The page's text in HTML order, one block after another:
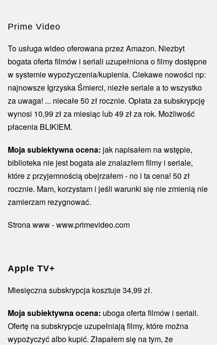
Prime Video
To usługa wideo oferowana przez Amazon. Niezbyt
bogata oferta filmów i seriali uzupełniona o filmy dostępne
w systemie wypożyczenia/kupienia. Ciekawe nowości np:
najnowsze Igrzyska Śmierci, niezłe seriale a to wszystko
za uwaga! ... niecałe 50 zł rocznie. Opłata za subskrypcję
wynosi 10,99 zł za miesiąc lub 49 zł za rok. Możliwość
płacenia BLIKIEM.
Moja subiektywna ocena: jak napisałem na wstępie,
biblioteka nie jest bogata ale znalazłem filmy i seriale,
które z przyjemnością obejrzałem - no i ta cena! 50 zł
rocznie. Mam, korzystam i jeśli warunki się nie zmienią nie
zamierzam rezygnować.
Strona www - www.primevideo.com
Apple TV+
Miesięczna subskrypcja kosztuje 34,99 zł.
Moja subiektywna ocena: uboga oferta filmów i seriali.
Ofertę na subskrypcje uzupełniają filmy, które można
wypożyczyć albo kupić. Złapałem się na tym, że